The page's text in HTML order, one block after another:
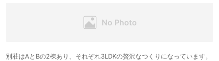
別荘はAとBの2棟あり、それぞれ3LDKの贅沢なつくりになっています。